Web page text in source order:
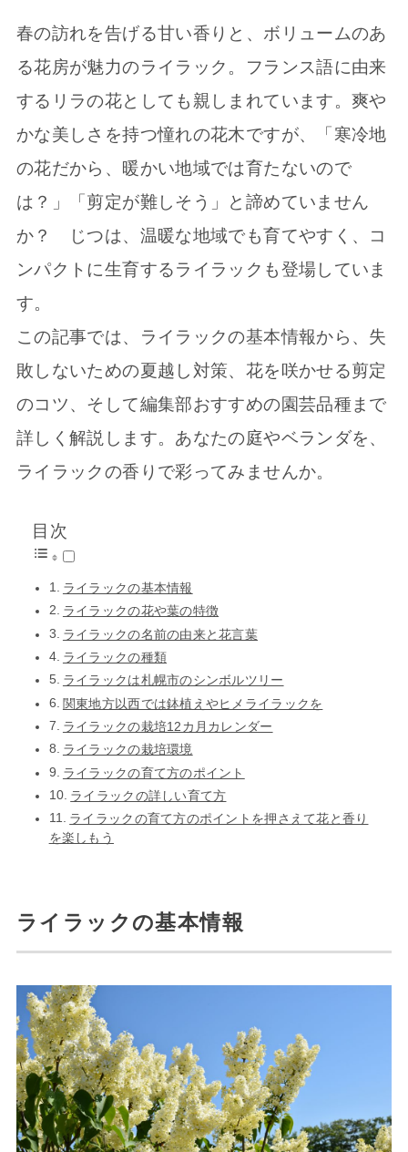
春の訪れを告げる甘い香りと、ボリュームのあ
る花房が魅力のライラック。フランス語に由来
するリラの花としても親しまれています。爽や
かな美しさを持つ憧れの花木ですが、「寒冷地
の花だから、暖かい地域では育たないので
は？」「剪定が難しそう」と諦めていません
か？ じつは、温暖な地域でも育てやすく、コ
ンパクトに生育するライラックも登場していま
す。
この記事では、ライラックの基本情報から、失
敗しないための夏越し対策、花を咲かせる剪定
のコツ、そして編集部おすすめの園芸品種まで
詳しく解説します。あなたの庭やベランダを、
ライラックの香りで彩ってみませんか。
目次
ライラックの基本情報
ライラックの花や葉の特徴
ライラックの名前の由来と花言葉
ライラックの種類
ライラックは札幌市のシンボルツリー
関東地方以西では鉢植えやヒメライラックを
ライラックの栽培12カ月カレンダー
ライラックの栽培環境
ライラックの育て方のポイント
ライラックの詳しい育て方
ライラックの育て方のポイントを押さえて花と香り
を楽しもう
ライラックの基本情報